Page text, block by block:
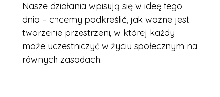
Nasze działania wpisują się w ideę tego
dnia – chcemy podkreślić, jak ważne jest
tworzenie przestrzeni, w której każdy
może uczestniczyć w życiu społecznym na
równych zasadach.